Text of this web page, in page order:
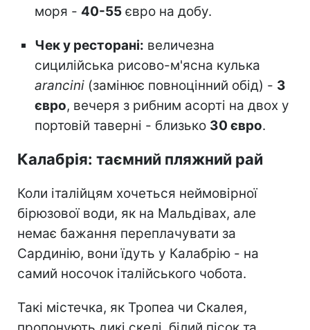
моря - 40-55 євро на добу.
Чек у ресторані: величезна
сицилійська рисово-м'ясна кулька
arancini (замінює повноцінний обід) - 3
євро, вечеря з рибним асорті на двох у
портовій таверні - близько 30 євро.
Калабрія: таємний пляжний рай
Коли італійцям хочеться неймовірної
бірюзової води, як на Мальдівах, але
немає бажання переплачувати за
Сардинію, вони їдуть у Калабрію - на
самий носочок італійського чобота.
Такі містечка, як Тропеа чи Скалея,